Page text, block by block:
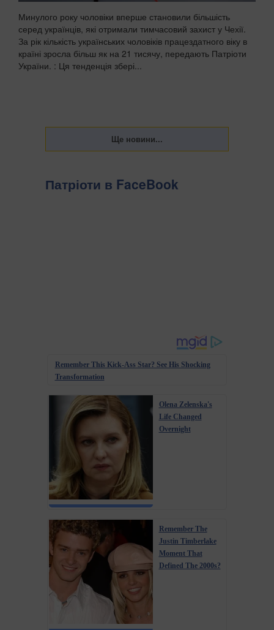
Минулого року чоловіки вперше становили більшість
серед українців, які отримали тимчасовий захист у Чехії.
За рік кількість українських чоловіків працездатного віку в
країні зросла більш як на 21 тисячу, передають Патріоти
України. : Ця тенденція збері...
Патріоти в FaceBook
Remember This Kick-Ass Star? See His Shocking
Transformation
Olena Zelenska's
Life Changed
Overnight
Remember The
Justin Timberlake
Moment That
Defined The 2000s?